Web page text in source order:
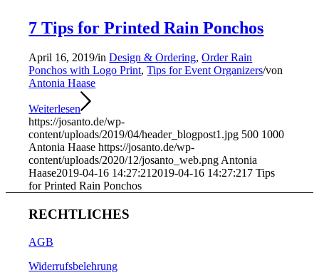
7 Tips for Printed Rain Ponchos
April 16, 2019/inDesign & Ordering,Order Rain
Ponchos with Logo Print,Tips for Event Organizers/von
Antonia Haase
Weiterlesen
https://josanto.de/wp-
content/uploads/2019/04/header_blogpost1.jpg 500 1000
Antonia Haase https://josanto.de/wp-
content/uploads/2020/12/josanto_web.png Antonia
Haase2019-04-16 14:27:212019-04-16 14:27:217 Tips
for Printed Rain Ponchos
RECHTLICHES
AGB
Widerrufsbelehrung